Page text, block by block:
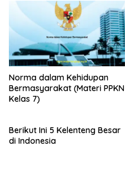
Norma dalam Kehidupan
Bermasyarakat (Materi PPKN
Kelas 7)
Berikut Ini 5 Kelenteng Besar
di Indonesia